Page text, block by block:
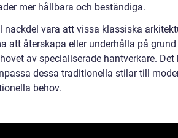
mer hållbara och beständiga.
nackdel vara att vissa klassiska
att återskapa eller underhålla på
av specialiserade hantverkare. Det
dessa traditionella stilar till
behov.